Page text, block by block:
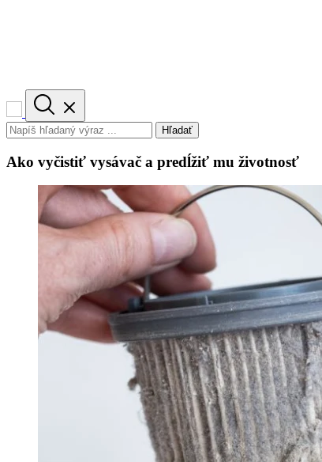
Hľadať
Ako vyčistiť vysávač a predĺžiť mu životnosť